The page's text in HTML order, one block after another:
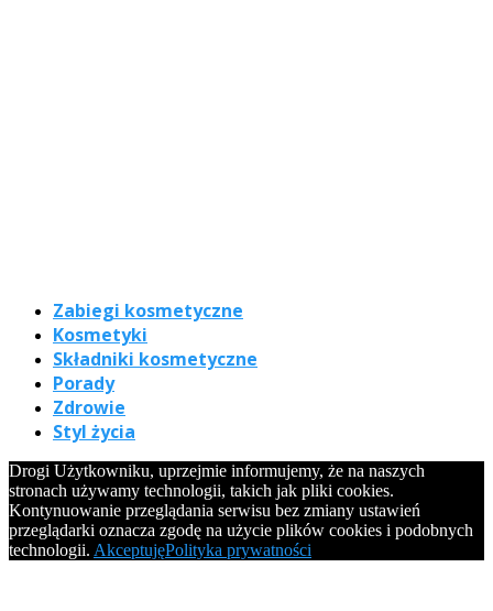
Zabiegi kosmetyczne
Kosmetyki
Składniki kosmetyczne
Porady
Zdrowie
Styl życia
Drogi Użytkowniku, uprzejmie informujemy, że na naszych
stronach używamy technologii, takich jak pliki cookies.
Kontynuowanie przeglądania serwisu bez zmiany ustawień
przeglądarki oznacza zgodę na użycie plików cookies i podobnych
technologii. AkceptujęPolityka prywatności